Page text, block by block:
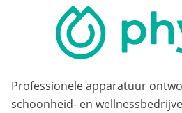
Professionele apparatuur
schoonheid- en